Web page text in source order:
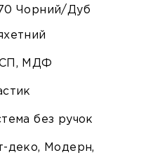
Чорний/Дуб
МДФ
без ручок
деко, Модерн,